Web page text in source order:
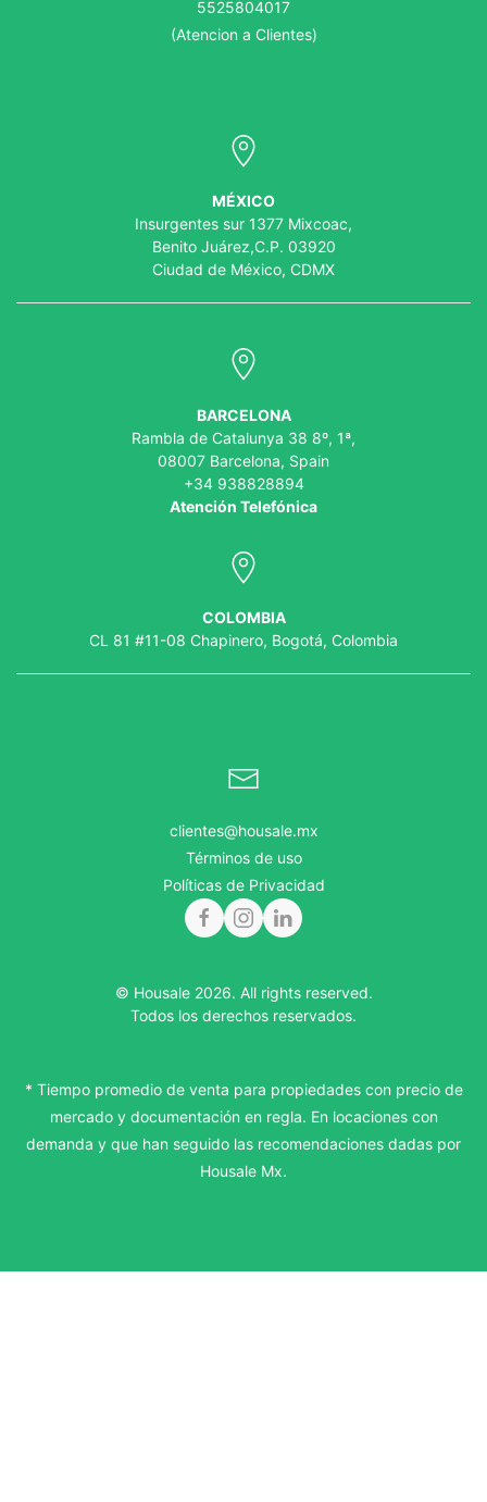
MÉXICO
Insurgentes sur 1377 Mixcoac,
Benito Juárez,C.P. 03920
Ciudad de México, CDMX
BARCELONA
Rambla de Catalunya 38 8º, 1ª,
08007 Barcelona, Spain
+34 938828894
Atención Telefónica
5525804017
(Atencion a Clientes)
COLOMBIA
CL 81 #11-08 Chapinero, Bogotá, Colombia
clientes@housale.mx
Términos de uso
Políticas de Privacidad
© Housale 2026. All rights reserved.
Todos los derechos reservados.
* Tiempo promedio de venta para propiedades con precio de
mercado y documentación en regla. En locaciones con
demanda y que han seguido las recomendaciones dadas por
Housale Mx.